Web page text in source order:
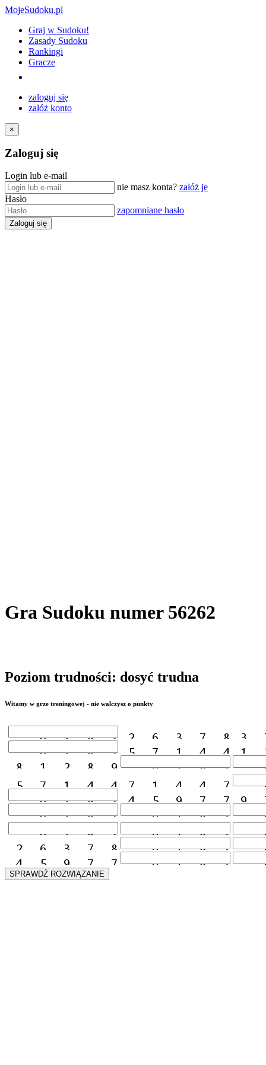
MojeSudoku.pl
Graj w Sudoku!
Zasady Sudoku
Rankingi
Gracze
zaloguj się
załóż konto
×
Zaloguj się
Login lub e-mail
nie masz konta? załóż je
Hasło
zapomniane hasło
Gra Sudoku numer 56262
Poziom trudności: dosyć trudna
Witamy w grze treningowej - nie walczysz o punkty